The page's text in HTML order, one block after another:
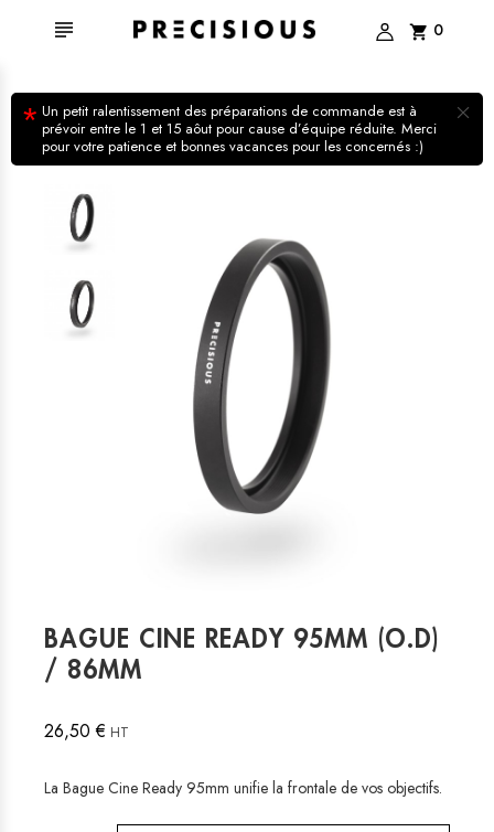
 shopping_cart 0
×
* Un petit ralentissement des préparations de commande est à
prévoir entre le 1 et 15 aôut pour cause d’équipe réduite. Merci
pour votre patience et bonnes vacances pour les concernés :)
BAGUE CINE READY 95MM (O.D)
/ 86MM
26,50 € HT
La Bague Cine Ready 95mm unifie la frontale de vos objectifs.